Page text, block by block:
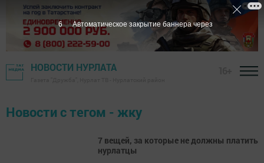
НОВОСТИ НУРЛАТА
Новости с тегом - жку
7 вещей, за которые не должны платить
нурлатцы
6 Автоматическое закрытие баннера через